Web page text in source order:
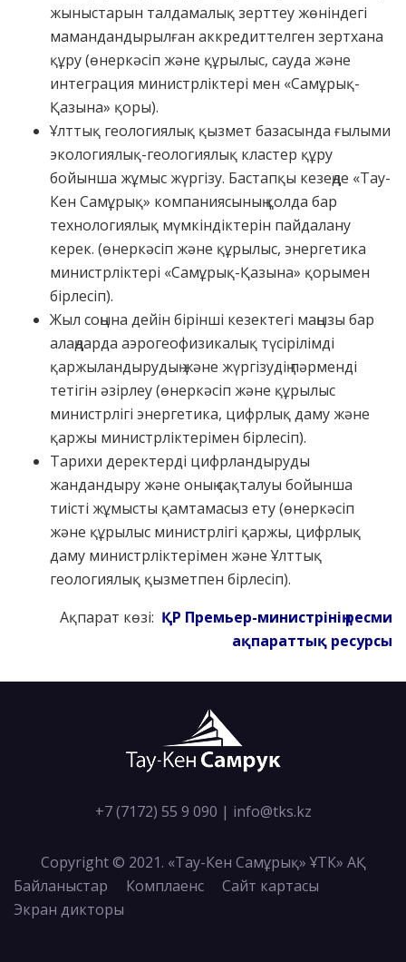
жыныстарын талдамалық зерттеу жөніндегі
мамандандырылған аккредиттелген зертхана
құру (өнеркәсіп және құрылыс, сауда және
интеграция министрліктері мен «Самұрық-
Қазына» қоры).
Ұлттық геологиялық қызмет базасында ғылыми
экологиялық-геологиялық кластер құру
бойынша жұмыс жүргізу. Бастапқы кезеңде «Тау-
Кен Самұрық» компаниясының қолда бар
технологиялық мүмкіндіктерін пайдалану
керек. (өнеркәсіп және құрылыс, энергетика
министрліктері «Самұрық-Қазына» қорымен
бірлесіп).
Жыл соңына дейін бірінші кезектегі маңызы бар
алаңдарда аэрогеофизикалық түсірілімді
қаржыландырудың және жүргізудің пәрменді
тетігін әзірлеу (өнеркәсіп және құрылыс
министрлігі энергетика, цифрлық даму және
қаржы министрліктерімен бірлесіп).
Тарихи деректерді цифрландыруды
жандандыру және оның сақталуы бойынша
тиісті жұмысты қамтамасыз ету (өнеркәсіп
және құрылыс министрлігі қаржы, цифрлық
даму министрліктерімен және Ұлттық
геологиялық қызметпен бірлесіп).
Ақпарат көзі: ҚР Премьер-министрінің ресми
ақпараттық ресурсы
+7 (7172) 55 9 090 | info@tks.kz
Copyright © 2021. «Тау-Кен Самұрық» ҰТК» АҚ
Байланыстар
Комплаенс
Сайт картасы
Экран дикторы